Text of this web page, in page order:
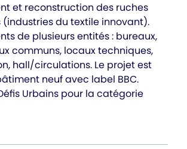
et reconstruction des ruches
(industries du textile innovant).
de plusieurs entités : bureaux,
communs, locaux techniques,
hall/circulations. Le projet est
neuf avec label BBC.
Urbains pour la catégorie